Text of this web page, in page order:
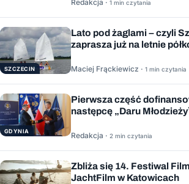
Redakcja · 1 min czytania
SZCZECIN
Lato pod żaglami – czyli
zaprasza już na letnie
Maciej Frąckiewicz · 1 min czytania
GDYNIA
Pierwsza część
następcę „Daru
Redakcja · 2 min czytania
Zbliża się 14. Festiwal
JachtFilm w Katowicach